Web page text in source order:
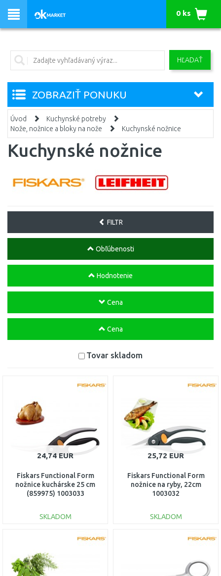
HĽADAŤ
0 ks
ZOBRAZIŤ PONUKU
Úvod
Kuchynské potreby
Nože, nožnice a bloky na nože
Kuchynské nožnice
Kuchynské nožnice
FILTR
Obľúbenosti
Hodnotenie
Cena
Cena
Tovar skladom
24,74 EUR
Fiskars Functional Form
nožnice kuchárske 25 cm
(859975) 1003033
SKLADOM
DO KOŠÍKA
Porovnať
25,72 EUR
Fiskars Functional Form
nožnice na ryby, 22cm
1003032
SKLADOM
DO KOŠÍKA